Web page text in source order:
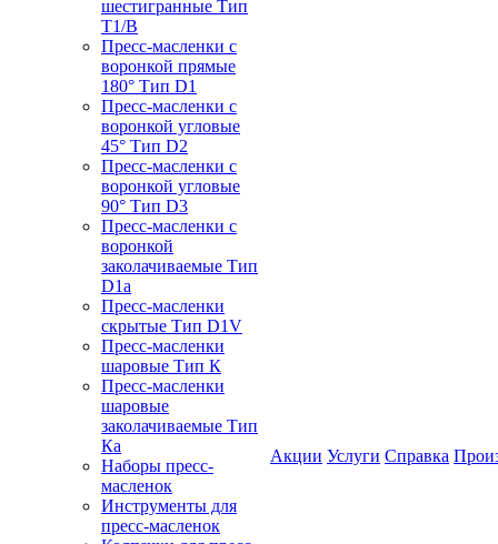
шестигранные Тип
T1/B
Пресс-масленки с
воронкой прямые
180° Тип D1
Пресс-масленки с
воронкой угловые
45° Тип D2
Пресс-масленки с
воронкой угловые
90° Тип D3
Пресс-масленки с
воронкой
заколачиваемые Тип
D1a
Пресс-масленки
скрытые Тип D1V
Пресс-масленки
шаровые Тип К
Пресс-масленки
шаровые
заколачиваемые Тип
Кa
Наборы пресс-
масленок
Инструменты для
пресс-масленок
Акции Услуги Справка